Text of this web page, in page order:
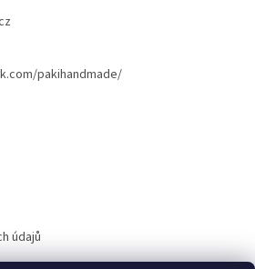
pakihandmade/
údajů